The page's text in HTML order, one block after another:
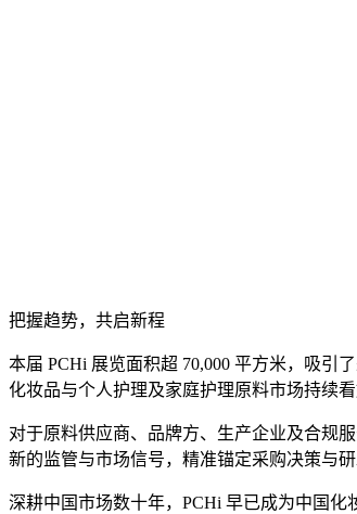
把握趋势，共启新程
本届 PCHi 展览面积超 70,000 平方米，吸引
化妆品与个人护理及家庭护理原料市场持续
对于原料供应商、品牌方、生产企业及合规
新的监管与市场信号，精准锚定采购决策与研
深耕中国市场数十年，PCHi 早已成为中国